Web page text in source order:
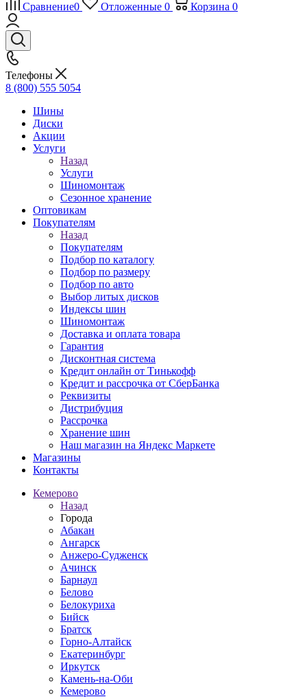
Сравнение0 Отложенные 0 Корзина 0
Телефоны
8 (800) 555 5054
Шины
Диски
Акции
Услуги
Назад
Услуги
Шиномонтаж
Сезонное хранение
Оптовикам
Покупателям
Назад
Покупателям
Подбор по каталогу
Подбор по размеру
Подбор по авто
Выбор литых дисков
Индексы шин
Шиномонтаж
Доставка и оплата товара
Гарантия
Дисконтная система
Кредит онлайн от Тинькофф
Кредит и рассрочка от СберБанка
Реквизиты
Дистрибуция
Рассрочка
Хранение шин
Наш магазин на Яндекс Маркете
Магазины
Контакты
Кемерово
Назад
Города
Абакан
Ангарск
Анжеро-Судженск
Ачинск
Барнаул
Белово
Белокуриха
Бийск
Братск
Горно-Алтайск
Екатеринбург
Иркутск
Камень-на-Оби
Кемерово